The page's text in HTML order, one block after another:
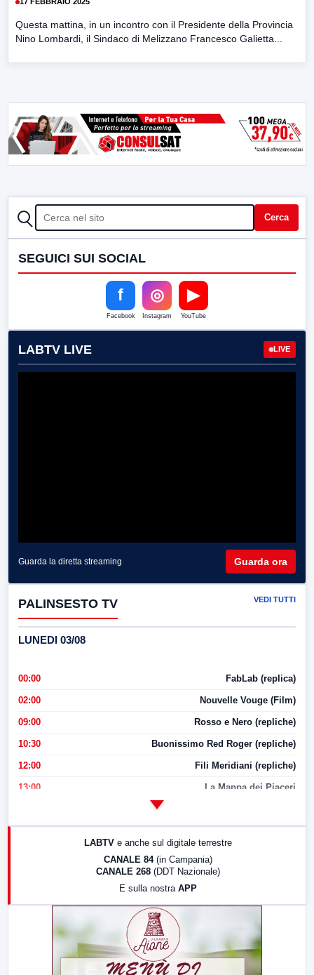
17 FEBBRAIO 2025
Questa mattina, in un incontro con il Presidente della Provincia
Nino Lombardi, il Sindaco di Melizzano Francesco Galietta...
CERCA Cerca
SEGUICI SUI SOCIAL
f
Facebook
◎
Instagram
▶
YouTube
LABTV LIVE LIVE
Guarda la diretta streaming Guarda ora
PALINSESTO TV VEDI TUTTI
LUNEDI 03/08
00:00 FabLab (replica)
02:00 Nouvelle Vouge (Film)
09:00 Rosso e Nero (repliche)
10:30 Buonissimo Red Roger (repliche)
12:00 Fili Meridiani (repliche)
13:00 La Mappa dei Piaceri
17:00 LabNews (replica)
LABTV e anche sul digitale terrestre
CANALE 84 (in Campania)
CANALE 268 (DDT Nazionale)
E sulla nostra APP